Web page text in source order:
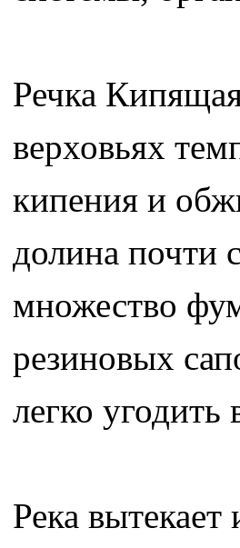
Речка
верховьях
кипения и
долина почти
множество
резиновых
легко
Река